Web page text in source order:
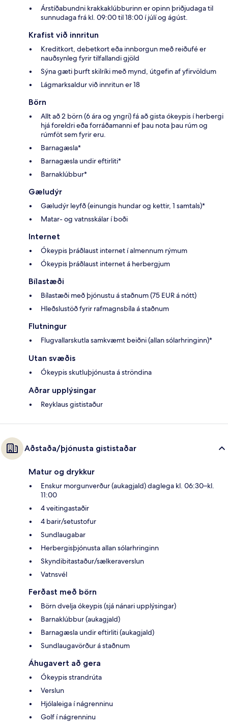
Árstíðabundni krakkaklúbburinn er opinn þriðjudaga til
sunnudaga frá kl. 09:00 til 18:00 í júlí og ágúst.
Krafist við innritun
Kreditkort, debetkort eða innborgun með reiðufé er
nauðsynleg fyrir tilfallandi gjöld
Sýna gæti þurft skilríki með mynd, útgefin af yfirvöldum
Lágmarksaldur við innritun er 18
Börn
Allt að 2 börn (6 ára og yngri) fá að gista ókeypis í herbergi
hjá foreldri eða forráðamanni ef þau nota þau rúm og
rúmföt sem fyrir eru.
Barnagæsla*
Barnagæsla undir eftirliti*
Barnaklúbbur*
Gæludýr
Gæludýr leyfð (einungis hundar og kettir, 1 samtals)*
Matar- og vatnsskálar í boði
Internet
Ókeypis þráðlaust internet í almennum rýmum
Ókeypis þráðlaust internet á herbergjum
Bílastæði
Bílastæði með þjónustu á staðnum (75 EUR á nótt)
Hleðslustöð fyrir rafmagnsbíla á staðnum
Flutningur
Flugvallarskutla samkvæmt beiðni (allan sólarhringinn)*
Utan svæðis
Ókeypis skutluþjónusta á ströndina
Aðrar upplýsingar
Reyklaus gististaður
Aðstaða/þjónusta gististaðar
Matur og drykkur
Enskur morgunverður (aukagjald) daglega kl. 06:30–kl.
11:00
4 veitingastaðir
4 barir/setustofur
Sundlaugabar
Herbergisþjónusta allan sólarhringinn
Skyndibitastaður/sælkeraverslun
Vatnsvél
Ferðast með börn
Börn dvelja ókeypis (sjá nánari upplýsingar)
Barnaklúbbur (aukagjald)
Barnagæsla undir eftirliti (aukagjald)
Sundlaugavörður á staðnum
Áhugavert að gera
Ókeypis strandrúta
Verslun
Hjólaleiga í nágrenninu
Golf í nágrenninu